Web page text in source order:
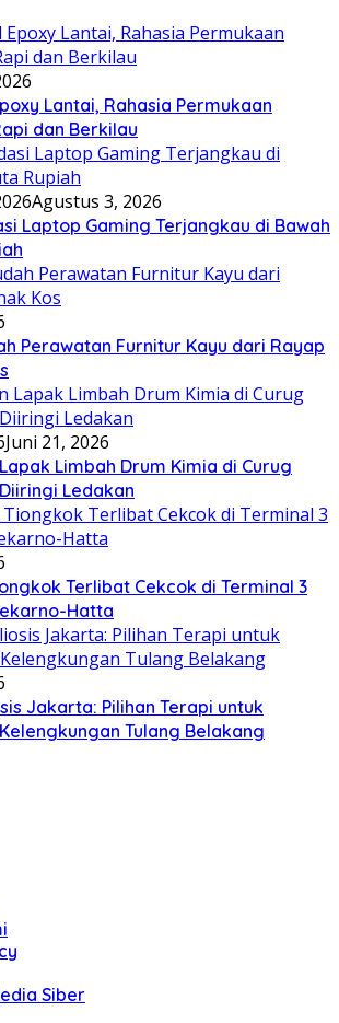
Lantai, Rahasia Permukaan
dan Berkilau
Agustus 3, 2026
Laptop Gaming Terjangkau di Bawah
Perawatan Furnitur Kayu dari Rayap
Juni 21, 2026
Limbah Drum Kimia di Curug
Ledakan
Terlibat Cekcok di Terminal 3
Hatta
Jakarta: Pilihan Terapi untuk
Tulang Belakang
Siber